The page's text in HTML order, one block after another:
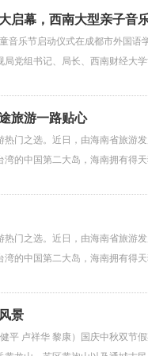
启幕，西南大型亲子音
音乐节启动仪式在成都市外国语
党组书记、局长、西南财经大
旅游一路贴心
门之选。近日，由海南省旅游
的中国第二大岛，海南拥有得
门之选。近日，由海南省旅游
的中国第二大岛，海南拥有得
景
平 卢祥华 黎康）国庆中秋双节